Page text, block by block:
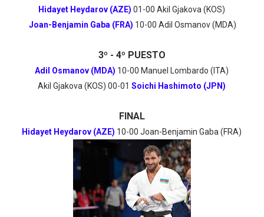
Hidayet Heydarov (AZE) 01-00 Akil Gjakova (KOS)
Joan-Benjamin Gaba (FRA) 10-00 Adil Osmanov (MDA)
3º - 4º PUESTO
Adil Osmanov (MDA) 10-00 Manuel Lombardo (ITA)
Akil Gjakova (KOS) 00-01Soichi Hashimoto (JPN)
FINAL
Hidayet Heydarov (AZE) 10-00 Joan-Benjamin Gaba (FRA)